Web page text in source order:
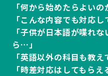
「何から始めたらよい
「こんな内容でも対応
「子供が日本語が喋れ
ら…」
「英語以外の科目も教
「時差対応はしてもらえ